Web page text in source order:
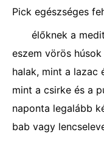
Pick egészséges
élőknek a
eszem vörös
halak, mint a lazac
mint a csirke és a
naponta legalább
bab vagy